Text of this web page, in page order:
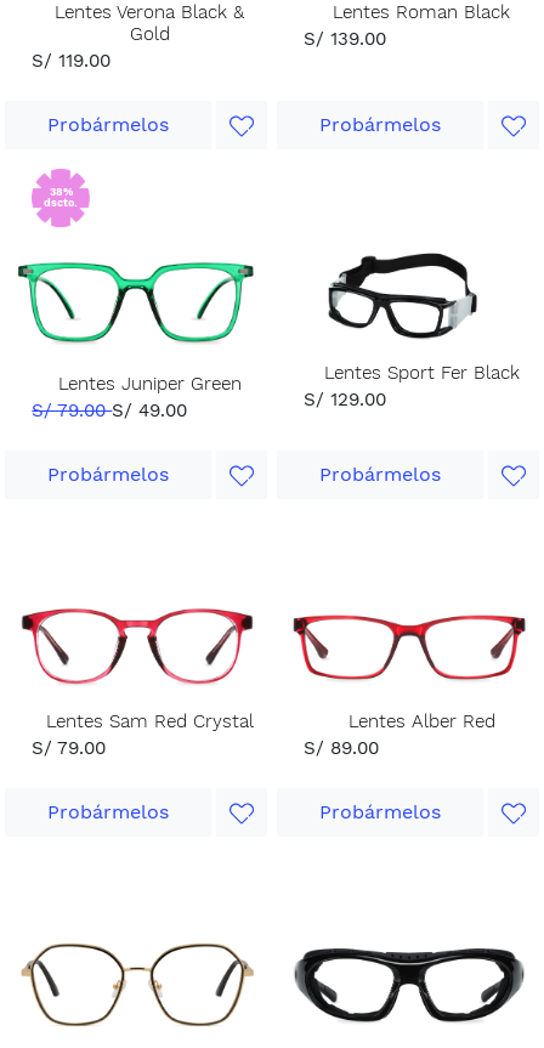
Lentes Verona Black &
Gold
S/ 119.00
Probármelos
Lentes Roman Black
S/ 139.00
Probármelos
38%
dscto.
Lentes Juniper Green
S/ 79.00S/ 49.00
Probármelos
Lentes Sport Fer Black
S/ 129.00
Probármelos
Lentes Sam Red Crystal
S/ 79.00
Probármelos
Lentes Alber Red
S/ 89.00
Probármelos